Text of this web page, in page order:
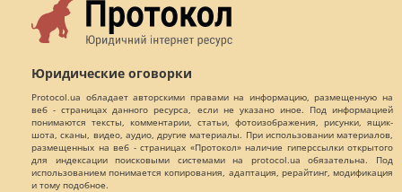
Юридические оговорки
Protocol.ua обладает авторскими правами на информацию, размещенную на
веб - страницах данного ресурса, если не указано иное. Под информацией
понимаются тексты, комментарии, статьи, фотоизображения, рисунки, ящик-
шота, сканы, видео, аудио, другие материалы. При использовании материалов,
размещенных на веб - страницах «Протокол» наличие гиперссылки открытого
для индексации поисковыми системами на protocol.ua обязательна. Под
использованием понимается копирования, адаптация, рерайтинг, модификация
и тому подобное.